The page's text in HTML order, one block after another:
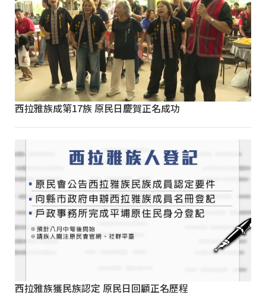
西拉雅族成第17族 原民日慶賀正名成功
西拉雅族獲民族認定 原民日回顧正名歷程